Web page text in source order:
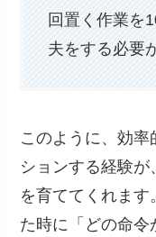
回置く作業を
夫をする必要
このように、効
ションする経験が
を育ててくれま
た時に「どの命令